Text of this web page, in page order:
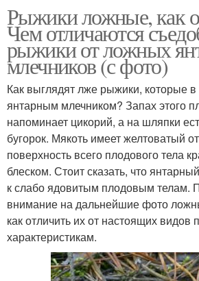
Рыжики ложные, как
Чем отличаются
рыжики от ложных
млечников (с фото)
Как выглядят лже рыжики, которые
янтарным млечником? Запах этого
напоминает цикорий, а на шляпки
бугорок. Мякоть имеет желтоватый
поверхность всего плодового тела
блеском. Стоит сказать, что
к слабо ядовитым плодовым телам.
внимание на дальнейшие фото
как отличить их от настоящих видов
характеристикам.